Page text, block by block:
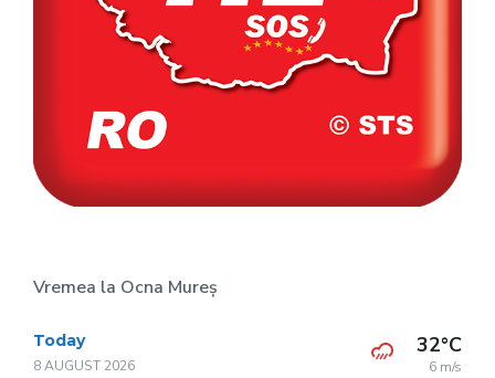
Vremea la Ocna Mureș
Today
8 AUGUST 2026
32°C
6 m/s